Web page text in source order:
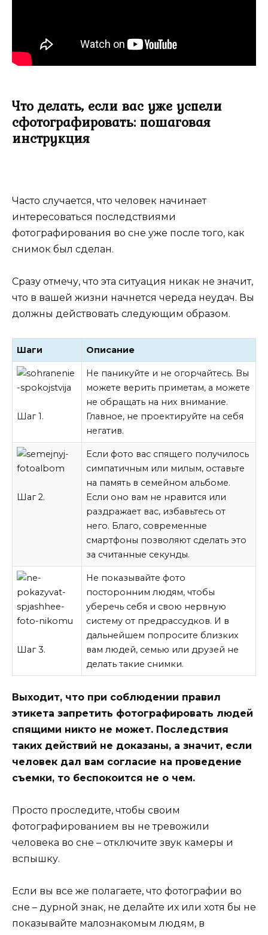
Что делать, если вас уже успели
сфотографировать: пошаговая
инструкция
Часто случается, что человек начинает
интересоваться последствиями
фотографирования во сне уже после того, как
снимок был сделан.
Сразу отмечу, что эта ситуация никак не значит,
что в вашей жизни начнется череда неудач. Вы
должны действовать следующим образом.
Шаги Описание
Шаг 1.
Не паникуйте и не огорчайтесь. Вы
можете верить приметам, а можете
не обращать на них внимание.
Главное, не проектируйте на себя
негатив.
Шаг 2.
Если фото вас спящего получилось
симпатичным или милым, оставьте
на память в семейном альбоме.
Если оно вам не нравится или
раздражает вас, избавьтесь от
него. Благо, современные
смартфоны позволяют сделать это
за считанные секунды.
Шаг 3.
Не показывайте фото
посторонним людям, чтобы
уберечь себя и свою нервную
систему от предрассудков. И в
дальнейшем попросите близких
вам людей, семью или друзей не
делать такие снимки.
Выходит, что при соблюдении правил
этикета запретить фотографировать людей
спящими никто не может. Последствия
таких действий не доказаны, а значит, если
человек дал вам согласие на проведение
съемки, то беспокоится не о чем.
Просто проследите, чтобы своим
фотографированием вы не тревожили
человека во сне – отключите звук камеры и
вспышку.
Если вы все же полагаете, что фотографии во
сне – дурной знак, не делайте их или хотя бы не
показывайте малознакомым людям, в